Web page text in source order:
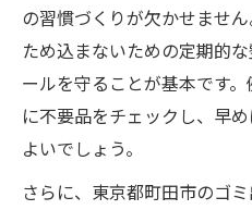
の習慣づくりが欠かせませ
ため込まないための定期的
ールを守ることが基本です
に不要品をチェックし、早
よいでしょう。
さらに、東京都町田市のゴ